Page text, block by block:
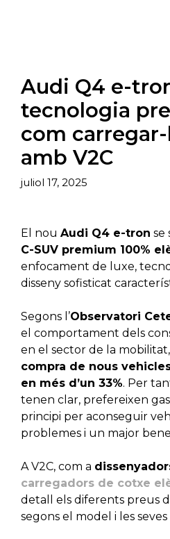
Audi Q4 e-
tecnologia
com carregar-
amb V2C
juliol 17, 2025
El nou Audi Q4 e-tron se
C-SUV premium 100%
enfocament de luxe,
disseny sofisticat
Segons l’Observatori
el comportament dels
en el sector de la mobilitat,
compra de nous
en més d’un 33%. Per
tenen clar, prefereixen
principi per aconseguir
problemes i un major
A V2C, com a
carregadors de cotxe
detall els diferents preus
segons el model i les